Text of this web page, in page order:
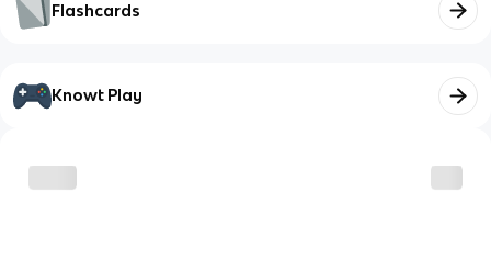
Flashcards
Knowt Play